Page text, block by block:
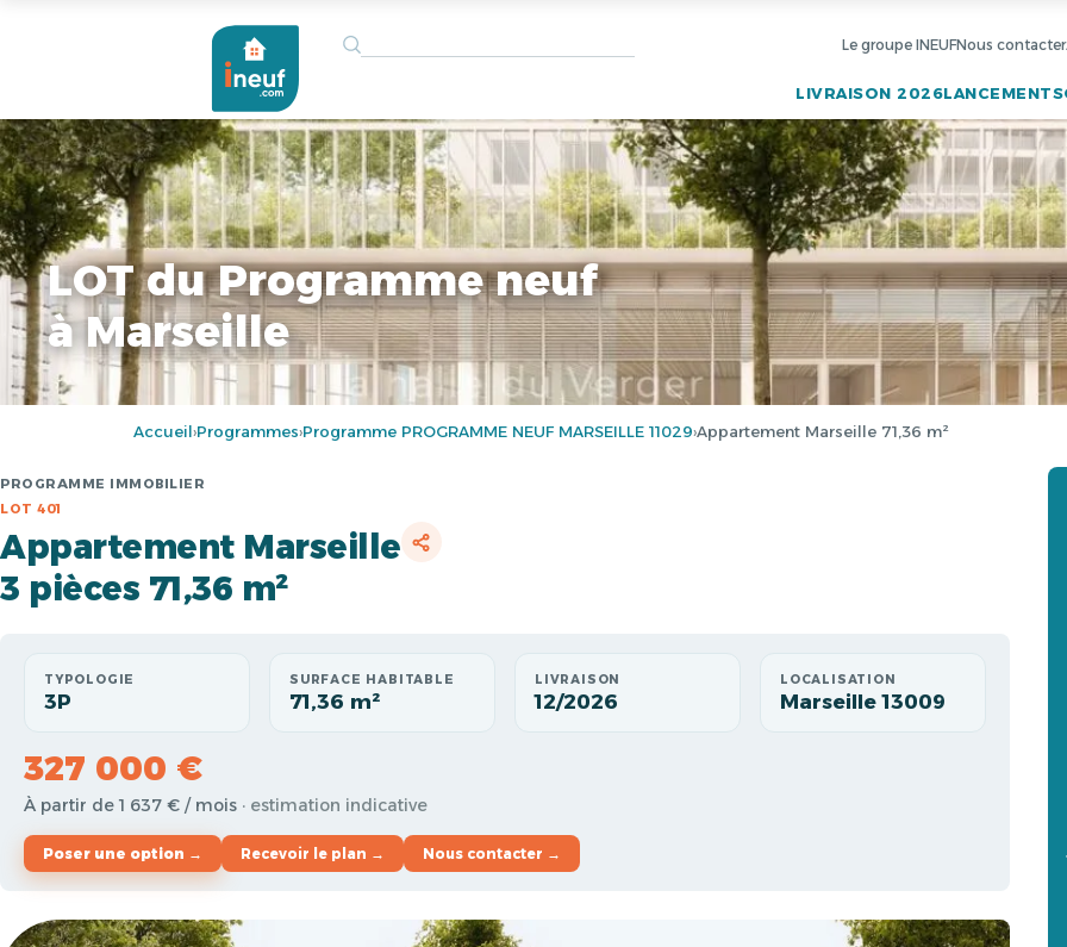
Le groupe INEUFNous contacter
LIVRAISON 2026LANCEMENTS
LOT du Programme neuf
à Marseille
Accueil›Programmes›Programme PROGRAMME NEUF MARSEILLE 11029›Appartement Marseille 71,36 m²
PROGRAMME IMMOBILIER
LOT 401
Appartement Marseille
3 pièces 71,36 m²
TYPOLOGIE
3P
SURFACE HABITABLE
71,36 m²
LIVRAISON
12/2026
LOCALISATION
Marseille 13009
327 000 €
À partir de 1 637 € / mois · estimation indicative
Poser une option → Recevoir le plan → Nous contacter →